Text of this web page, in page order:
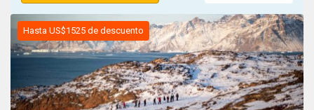
Hasta US$1525 de descuento